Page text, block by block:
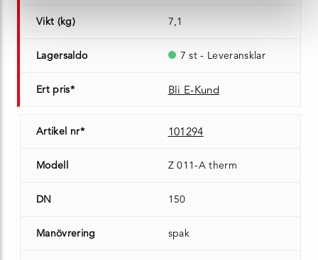
Vikt (kg) 7,1
Lagersaldo 7 st - Leveransklar
Ert pris* Bli E-Kund
Artikel nr* 101294
Modell Z 011-A therm
DN 150
Manövrering spak